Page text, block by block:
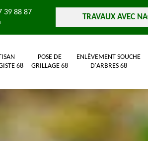
39 88 87
TRAVAUX AVEC
68
POSE DE
GRILLAGE 68
ENLÈVEMENT SOUCHE
D'ARBRES 68